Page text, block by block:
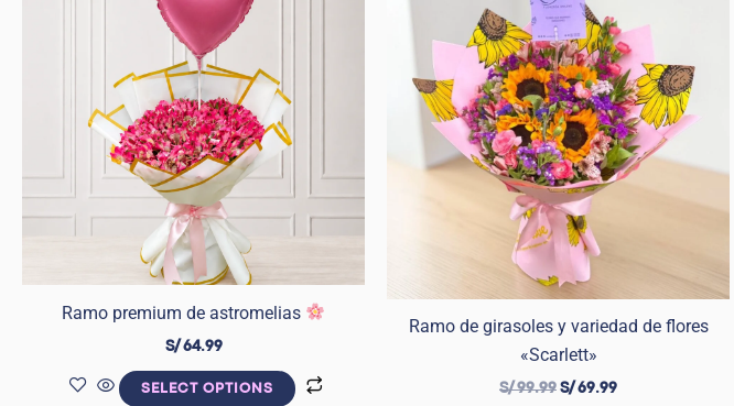
Ramo premium de astromelias
S/64.99
SELECT OPTIONS
Ramo de girasoles y variedad de flores
«Scarlett»
S/99.99
era:
S/ 99.99.
S/69.99
S/ 69.99.